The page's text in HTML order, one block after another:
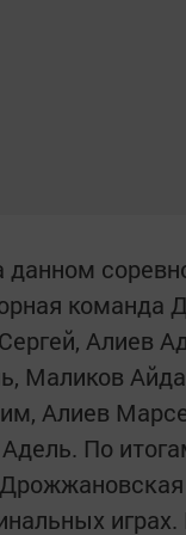
данном
Алиев
Маликов
Алиев
По